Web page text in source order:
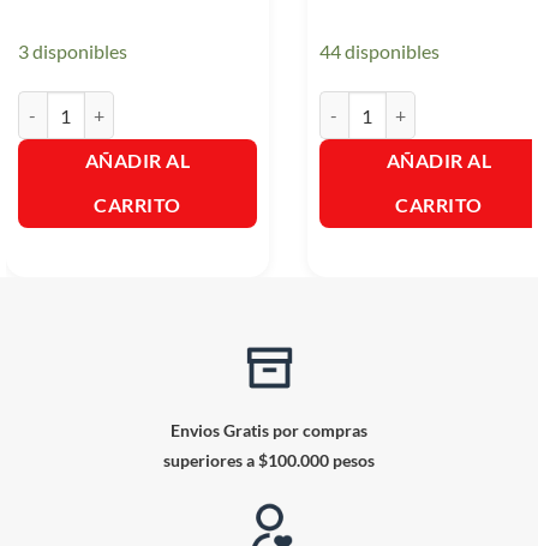
3 disponibles
AÑADIR AL
CARRITO
44 disponibles
AÑADIR AL
CARRITO
Envios Gratis por compras
superiores a $100.000 pesos